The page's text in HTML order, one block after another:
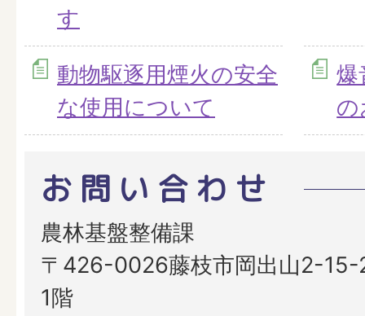
す
動物駆逐用煙火の安全
な使用について
爆
の
お問い合わせ
農林基盤整備課
〒426-0026藤枝市岡出山2-15-
1階